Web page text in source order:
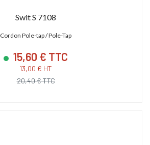
Swit S 7108
Cordon Pole-tap / Pole-Tap
15,60 € TTC
13,00 € HT
20,40 € TTC